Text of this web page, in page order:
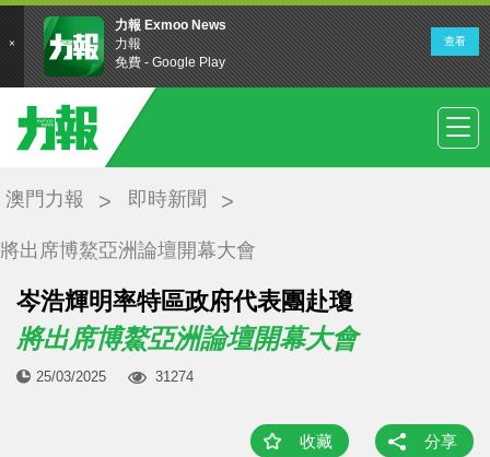
澳門力報 即時新聞
將出席博鰲亞洲論壇開幕大會
岑浩輝明率特區政府代表團赴瓊
將出席博鰲亞洲論壇開幕大會
25/03/2025 31274
收藏 分享